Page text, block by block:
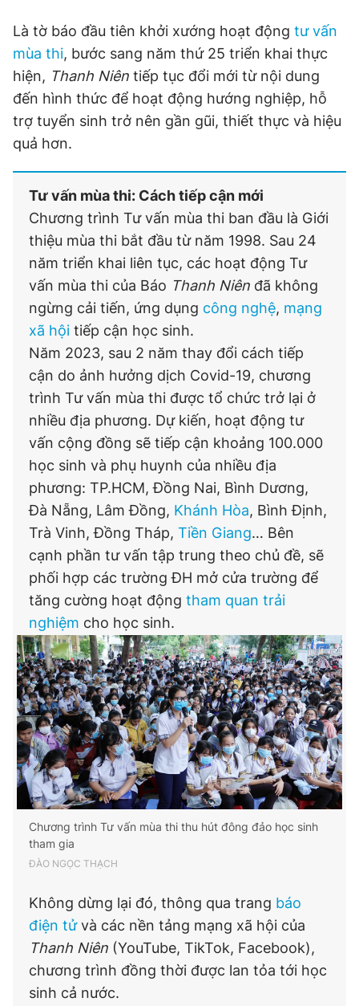
Theo dõi báo trên
Hotline
0906 645 777
Liên hệ quảng cáo
0908 780 404
Tổng biên tập: Nguyễn Ngọc Toàn
Phó tổng biên tập thường trực: Hải Thành
Phó tổng biên tập: Lâm Hiếu Dũng
Phó tổng biên tập: Trần Việt Hưng
Tổng thư ký tòa soạn: Đức Trung
Giấy phép xuất bản số 110/GP - BTTTT cấp ngày 24.3.2020
© 2003-2026 Bản quyền thuộc về Báo Thanh Niên. Cấm sao
chép dưới mọi hình thức nếu không có sự chấp thuận bằng văn
bản. Phát triển bởi ePi Technologies, JSC.
Là tờ báo đầu tiên khởi xướng hoạt động tư vấn
mùa thi, bước sang năm thứ 25 triển khai thực
hiện, Thanh Niên tiếp tục đổi mới từ nội dung
đến hình thức để hoạt động hướng nghiệp, hỗ
trợ tuyển sinh trở nên gần gũi, thiết thực và hiệu
quả hơn.
Tư vấn mùa thi: Cách tiếp cận mới
Chương trình Tư vấn mùa thi ban đầu là Giới
thiệu mùa thi bắt đầu từ năm 1998. Sau 24
năm triển khai liên tục, các hoạt động Tư
vấn mùa thi của Báo Thanh Niên đã không
ngừng cải tiến, ứng dụng công nghệ, mạng
xã hội tiếp cận học sinh.
Năm 2023, sau 2 năm thay đổi cách tiếp
cận do ảnh hưởng dịch Covid-19, chương
trình Tư vấn mùa thi được tổ chức trở lại ở
nhiều địa phương. Dự kiến, hoạt động tư
vấn cộng đồng sẽ tiếp cận khoảng 100.000
học sinh và phụ huynh của nhiều địa
phương: TP.HCM, Đồng Nai, Bình Dương,
Đà Nẵng, Lâm Đồng, Khánh Hòa, Bình Định,
Trà Vinh, Đồng Tháp, Tiền Giang… Bên
cạnh phần tư vấn tập trung theo chủ đề, sẽ
phối hợp các trường ĐH mở cửa trường để
tăng cường hoạt động tham quan trải
nghiệm cho học sinh.
Chương trình Tư vấn mùa thi thu hút đông đảo học sinh
tham gia
ĐÀO NGỌC THẠCH
Không dừng lại đó, thông qua trang báo
điện tửvà các nền tảng mạng xã hội của
Thanh Niên (YouTube, TikTok, Facebook),
chương trình đồng thời được lan tỏa tới học
sinh cả nước.